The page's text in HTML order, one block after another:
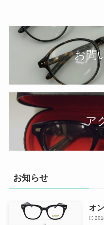
お問
ア
お知らせ
オ